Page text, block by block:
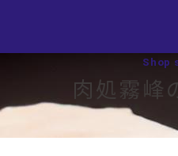
Shop
肉処霧峰